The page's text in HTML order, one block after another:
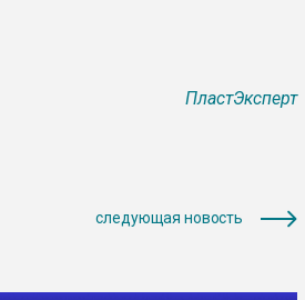
ПластЭксперт
следующая новость